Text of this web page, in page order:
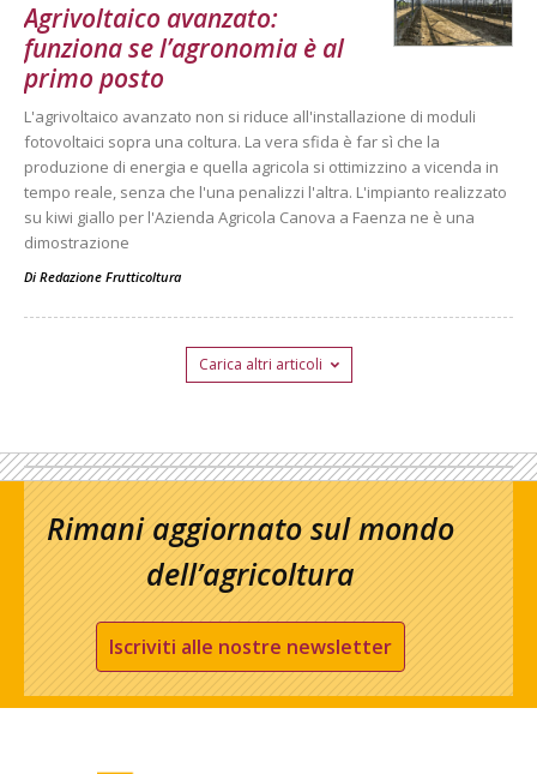
Agrivoltaico avanzato:
funziona se l’agronomia è al
primo posto
L'agrivoltaico avanzato non si riduce all'installazione di moduli
fotovoltaici sopra una coltura. La vera sfida è far sì che la
produzione di energia e quella agricola si ottimizzino a vicenda in
tempo reale, senza che l'una penalizzi l'altra. L'impianto realizzato
su kiwi giallo per l'Azienda Agricola Canova a Faenza ne è una
dimostrazione
Di Redazione Frutticoltura
Carica altri articoli
Rimani aggiornato sul mondo
dell’agricoltura
Iscriviti alle nostre newsletter